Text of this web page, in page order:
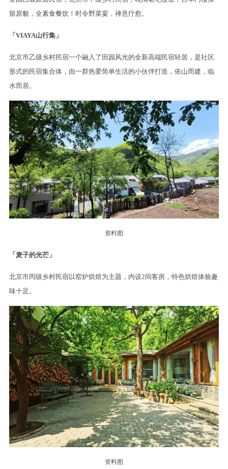
留原貌，全素食餐饮！时令野菜宴，禅意疗愈。
「VIAYA山行集」
北京市乙级乡村民宿一个融入了田园风光的全新高端民宿轻居，是社区
形式的民宿集合体，由一群热爱简单生活的小伙伴打造，依山而建，临
水而居。
资料图
「麦子的光芒」
北京市丙级乡村民宿以窑炉烘焙为主题，内设2间客房，特色烘焙体验趣
味十足。
资料图